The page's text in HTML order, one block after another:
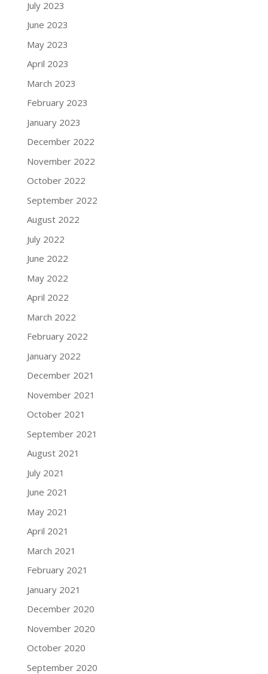
July 2023
June 2023
May 2023
April 2023
March 2023
February 2023
January 2023
December 2022
November 2022
October 2022
September 2022
August 2022
July 2022
June 2022
May 2022
April 2022
March 2022
February 2022
January 2022
December 2021
November 2021
October 2021
September 2021
August 2021
July 2021
June 2021
May 2021
April 2021
March 2021
February 2021
January 2021
December 2020
November 2020
October 2020
September 2020